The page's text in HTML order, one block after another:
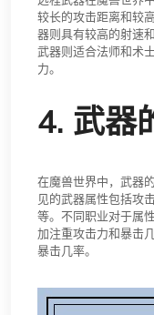
较长的攻击距离和较
器则具有较高的射速
武器则适合法师和术
力。
4. 武器
在魔兽世界中，武器
见的武器属性包括攻
等。不同职业对于属
加注重攻击力和暴击
暴击几率。